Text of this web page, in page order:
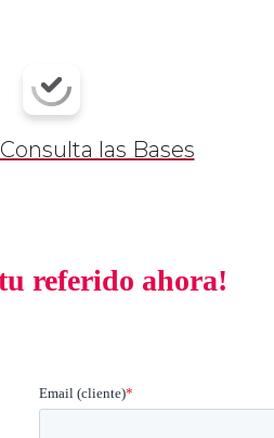
Consulta las Bases